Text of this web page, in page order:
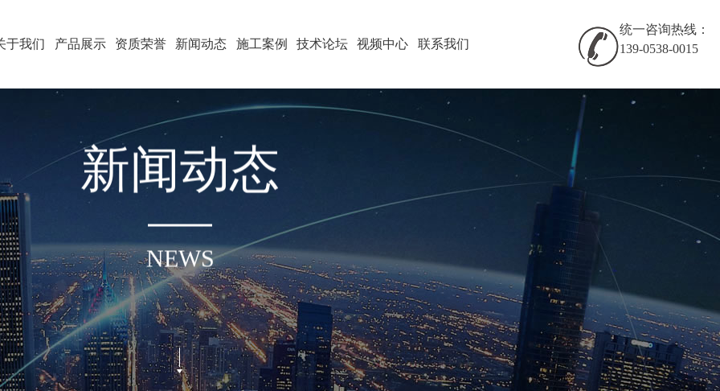
于我们 产品展示 资质荣誉 新闻动态 施工案例 技术论坛 视频中心 联系我们
统一咨询热线：
139-0538-0015
新闻动态
NEWS